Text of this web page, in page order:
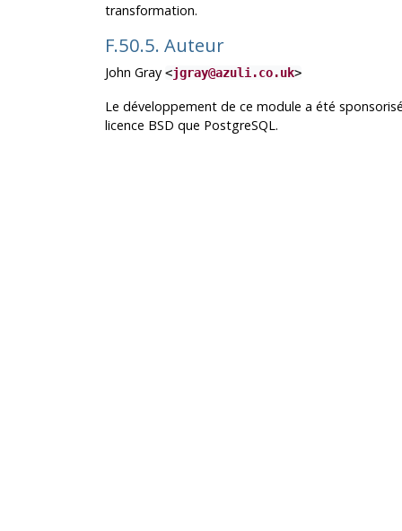
transformation.
F.50.5. Auteur
John Gray <jgray@azuli.co.uk>
Le développement de ce module a été
licence BSD que PostgreSQL.